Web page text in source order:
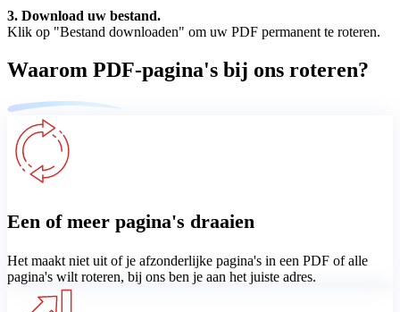
3. Download uw bestand.
Klik op "Bestand downloaden" om uw PDF permanent te roteren.
Waarom PDF-pagina's bij ons roteren?
Een of meer pagina's draaien
Het maakt niet uit of je afzonderlijke pagina's in een PDF of alle
pagina's wilt roteren, bij ons ben je aan het juiste adres.